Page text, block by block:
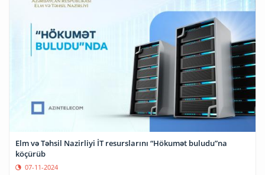
Elm və Təhsil Nazirliyi İT resurslarını “Hökumət buludu”na
köçürüb
07-11-2024